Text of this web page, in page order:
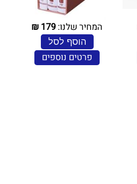
המחיר שלנו:179
₪
הוסף לסל
פרטים נוספים